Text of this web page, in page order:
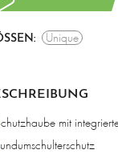
Unique
mit